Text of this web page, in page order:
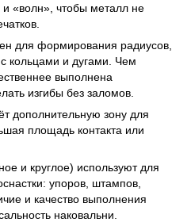
и «волн», чтобы металл не
для формирования радиусов,
кольцами и дугами. Чем
выполнена
изгибы без заломов.
дополнительную зону для
площадь контакта или
и круглое) используют для
упоров, штампов,
и качество выполнения
наковальни.